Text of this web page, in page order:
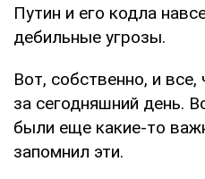
Путин и его кодла
дебильные угрозы.
Вот, собственно, и
за сегодняшний день.
были еще какие-то
запомнил эти.